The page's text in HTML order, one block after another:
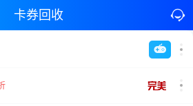
卡券回收